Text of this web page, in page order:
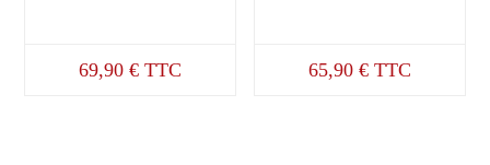
69,90€ TTC 65,90 € TTC